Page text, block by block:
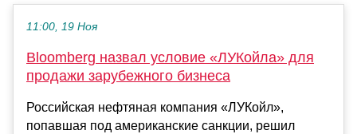
11:00, 19 Ноя
Bloomberg назвал условие «ЛУКойла» для
продажи зарубежного бизнеса
Российская нефтяная компания «ЛУКойл»,
попавшая под американские санкции, решил